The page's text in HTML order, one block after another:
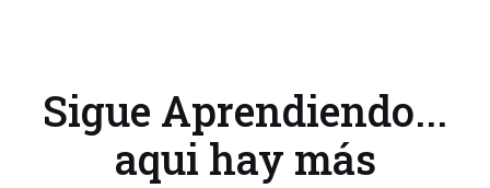
Sigue Aprendiendo...
aqui hay más